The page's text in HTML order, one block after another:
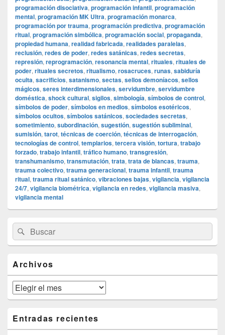
programación disociativa, programación infantil, programación
mental, programación MK Ultra, programación monarca,
programación por trauma, programación predictiva, programación
ritual, programación simbólica, programación social, propaganda,
propiedad humana, realidad fabricada, realidades paralelas,
reclusión, redes de poder, redes satánicas, redes secretas,
represión, reprogramación, resonancia mental, rituales, rituales de
poder, rituales secretos, ritualismo, rosacruces, runas, sabiduría
oculta, sacrificios, satanismo, sectas, sellos demoníacos, sellos
mágicos, seres interdimensionales, servidumbre, servidumbre
doméstica, shock cultural, sigilos, simbología, símbolos de control,
símbolos de poder, símbolos en medios, símbolos esotéricos,
símbolos ocultos, símbolos satánicos, sociedades secretas,
sometimiento, subordinación, sugestión, sugestión subliminal,
sumisión, tarot, técnicas de coerción, técnicas de interrogación,
tecnologías de control, templarios, tercera visión, tortura, trabajo
forzado, trabajo infantil, tráfico humano, transgresión,
transhumanismo, transmutación, trata, trata de blancas, trauma,
trauma colectivo, trauma generacional, trauma infantil, trauma
ritual, trauma ritual satánico, vibraciones bajas, vigilancia, vigilancia
24/7, vigilancia biométrica, vigilancia en redes, vigilancia masiva,
vigilancia mental
área
de
widget
lateral
primaria
Buscar
por:
Buscar
Archivos
Archivos
Entradas recientes